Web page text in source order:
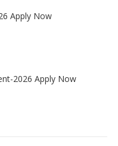
Apply Now
2026 Apply Now